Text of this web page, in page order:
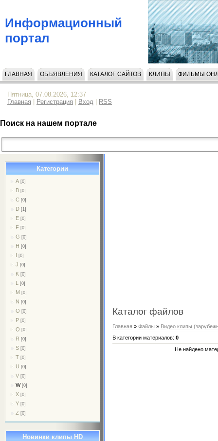
Информационный
портал
ГЛАВНАЯ ОБЪЯВЛЕНИЯ КАТАЛОГ САЙТОВ КЛИПЫ ФИЛЬМЫ
Пятница, 07.08.2026, 12:37
Главная
Регистрация Вход RSS
Поиск на нашем портале
Категории
A [0]
B [0]
C [0]
D [1]
E [0]
F [0]
G [0]
H [0]
I [0]
J [0]
K [0]
L [0]
M [0]
N [0]
O [0]
P [0]
Q [0]
R [0]
S [0]
T [0]
U [0]
V [0]
W [0]
X [0]
Y [0]
Z [0]
Новинки клипы HD
Каталог файлов
Главная » Файлы » Видео клипы
В категории материалов: 0
Не найдено